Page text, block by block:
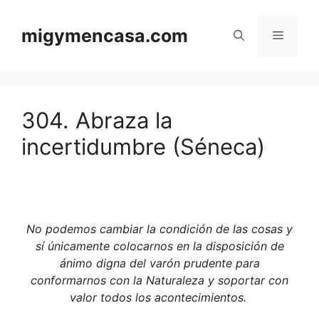
contenido
migymencasa.com Menú
304. Abraza la
incertidumbre (Séneca)
No podemos cambiar la condición de las cosas y
sí únicamente colocarnos en la disposición de
ánimo digna del varón prudente para
conformarnos con la Naturaleza y soportar con
valor todos los acontecimientos.